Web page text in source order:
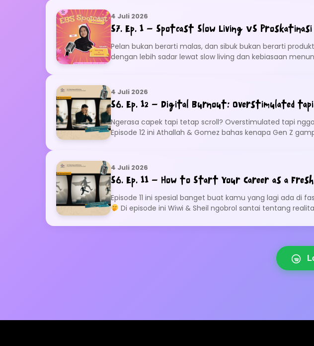
4 Juli 2026
S7. Ep. 1 – Spotcast Slow Living VS Proskatinasi
Pelan bukan berarti malas, dan sibuk bukan berarti
dengan lebih sadar lewat slow living dan kebiasaan
4 Juli 2026
S6. Ep. 12 – Digital Burnout: Overstimulated
Ngerasa capek tapi tetap scroll? Overstimulated tapi
Episode 12 ini Athallah & Gomez bahas kenapa Gen Z
4 Juli 2026
S6. Ep. 11 – How to Start Your Career as a
Episode 11 ini spesial banget buat kamu yang lagi ada di
Di episode ini Wiwi & Sheil ngobrol santai tentang